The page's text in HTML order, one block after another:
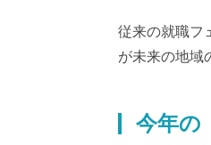
従来の就職フ
が未来の地域
今年の